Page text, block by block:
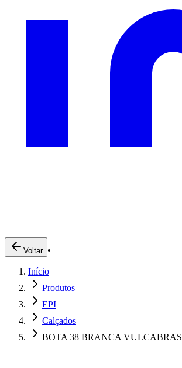
Pedidos Online
Trabalhe Conosco
Voltar •
Início
Produtos
EPI
Calçados
BOTA 38 BRANCA VULCABRAS